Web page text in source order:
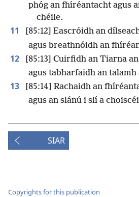
phóg an fhíréantacht agus
chéile.
11
[85:12] Eascróidh an
agus breathnóidh an
12
[85:13] Cuirfidh an Tiarna
agus tabharfaidh an
13
[85:14] Rachaidh an
agus an slánú i slí a
SIAR
Copyrights for this publication